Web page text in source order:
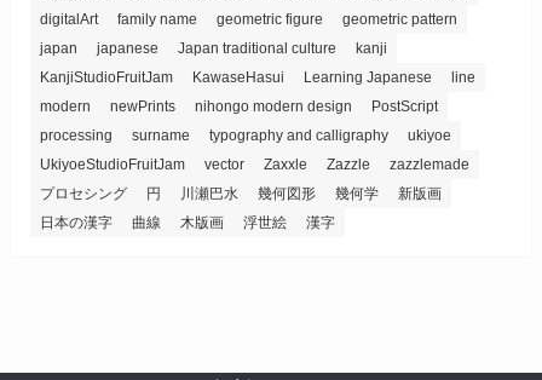
digitalArt
family name geometric figure
geometric pattern
japan
japanese Japan traditional culture
kanji
KanjiStudioFruitJam
KawaseHasui Learning Japanese
line
modern
newPrints nihongo modern design
PostScript
processing
surname typography and calligraphy
ukiyoe
UkiyoeStudioFruitJam
vector Zaxxle Zazzle
zazzlemade
プロセシング
円 川瀬巴水 幾何図形 幾何学
新版画
日本の漢字
曲線 木版画 浮世絵 漢字